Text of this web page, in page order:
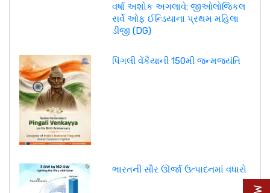
વર્ષા અશોક અગલાવે: જીઓલોજિકલ
સર્વે ઓફ ઈન્ડિયાના પ્રથમ મહિલા
ડીજી (DG)
પિંગલી વેંકૈયાની 150મી જન્મજયંતિ
ભારતની સૌર ઊર્જા ઉત્પાદનમાં વધારો